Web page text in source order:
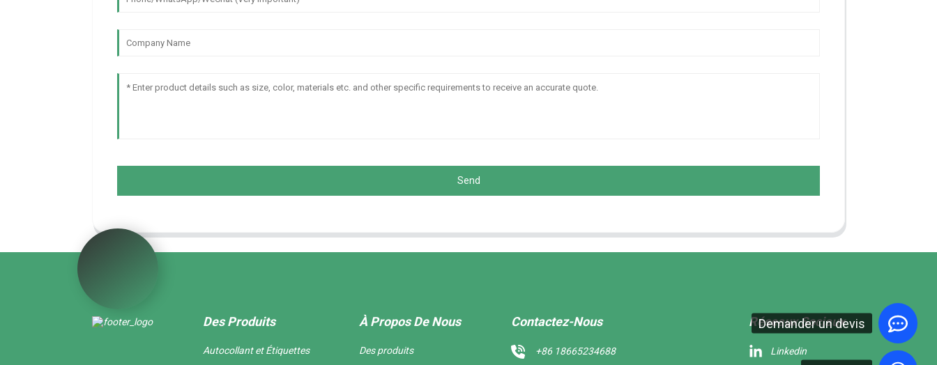
Demander un devis
Send
Des Produits
Autocollant et Étiquettes
À Propos De Nous
Des produits
Contactez-Nous
+86 18665234688
Réseaux Sociaux
Linkedin